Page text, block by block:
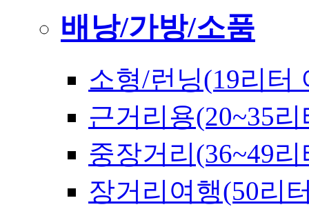
배낭/가방/소품
소형/런닝(19리터
근거리용(20~35리
중장거리(36~49리
장거리여행(50리